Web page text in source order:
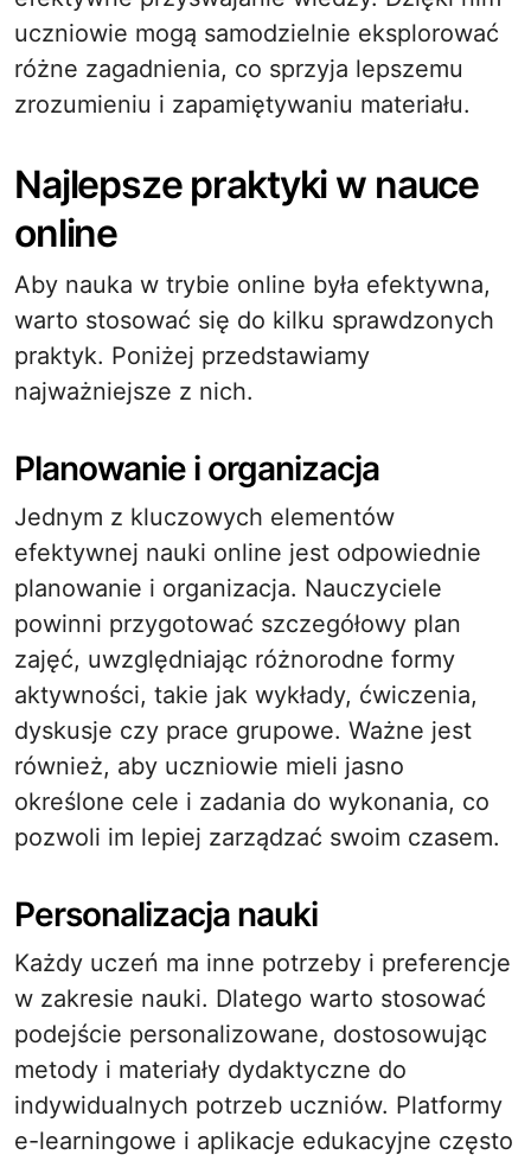
uczniowie mogą samodzielnie eksplorować
różne zagadnienia, co sprzyja lepszemu
zrozumieniu i zapamiętywaniu materiału.
Najlepsze praktyki w nauce
online
Aby nauka w trybie online była efektywna,
warto stosować się do kilku sprawdzonych
praktyk. Poniżej przedstawiamy
najważniejsze z nich.
Planowanie i organizacja
Jednym z kluczowych elementów
efektywnej nauki online jest odpowiednie
planowanie i organizacja. Nauczyciele
powinni przygotować szczegółowy plan
zajęć, uwzględniając różnorodne formy
aktywności, takie jak wykłady, ćwiczenia,
dyskusje czy prace grupowe. Ważne jest
również, aby uczniowie mieli jasno
określone cele i zadania do wykonania, co
pozwoli im lepiej zarządzać swoim czasem.
Personalizacja nauki
Każdy uczeń ma inne potrzeby i preferencje
w zakresie nauki. Dlatego warto stosować
podejście personalizowane, dostosowując
metody i materiały dydaktyczne do
indywidualnych potrzeb uczniów. Platformy
e-learningowe i aplikacje edukacyjne często